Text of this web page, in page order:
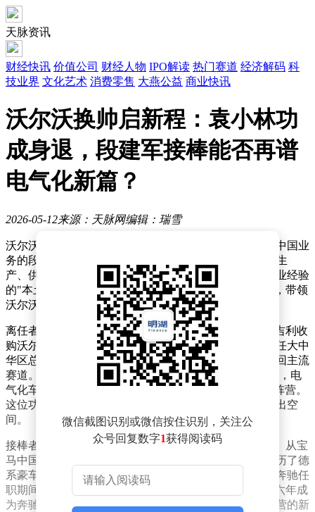
天脉资讯
财经快讯 价值公司 财经人物 IPO解读 热门赛道 经济解码 科
技业界 文化艺术 消费零售 大燕公益 商业快讯
沃尔沃换帅启新程：袁小林功
成身退，段建军接棒能否再谱
电气化新篇？
2026-05-12来源：天脉网编辑：瑞雪
沃尔沃汽车大中华区迎来重大人事变动——曾执掌奔驰中国业
务的段建军正式接任总裁兼CEO一职，全面接管研发、生
产、供应链及销售全链条业务。这位拥有30年豪华车行业经验
的"本土化运营专家"，将从前任袁小林手中接过指挥棒，带领
沃尔沃在电气化与智能化赛道发起新一轮冲锋。
离任者袁小林堪称沃尔沃中国业务的"奠基人"。2010年吉利收
购沃尔沃时，他以并购项目负责人身份加入，2017年升任大中
华区总裁后，用六年时间将这个北欧品牌从市场边缘拉回主流
赛道。数据显示，其任期内沃尔沃中国销量增长超200%，电
气化车型占比突破30%，更成功跻身二线豪华品牌头部阵营。
这位功勋老将的退场，为更具市场攻坚能力的继任者腾出空
间。
接棒者段建军的履历堪称豪华车领域的"教科书级"样本。从宝
马中国早期团队成员到奔驰在华首位中国籍总裁，他亲历了德
系豪车在华从年销万辆到突破70万辆的跨越式发展。在奔驰任
职期间，其独创的"礼信义"品牌理念推动中国市场连续六年成
为奔驰全球最大单一市场，更开创了豪华品牌本土化运营的新
微信截图识别或微信按住识别，关注公
众号回复数字1获得阅读码